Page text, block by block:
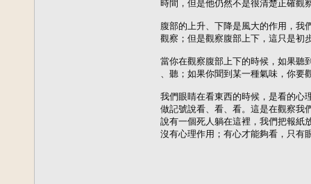
時間，但是他仍然不是很清楚正確觀
腹部的上升、下降是風大的作用，我
觀察；但是觀察腹部上下，這只是
當你在觀察腹部上下的時候，如果聽
、聽；如果你聞到某一種氣味，你
我們眼睛在看東西的時候，是看的心
做記號說看、看、看。這是在觀察我
說有一個死人躺在這裡，我們把報紙
沒有心理作用；有心才能夠看，只有